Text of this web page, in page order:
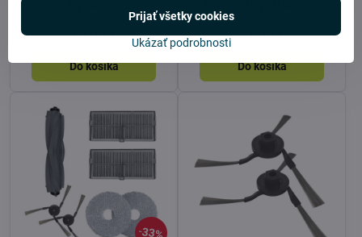
10,90 €
Do košíka
41,90 €
Do košíka
33%
Ukázať podrobnosti
Prijať všetky cookies